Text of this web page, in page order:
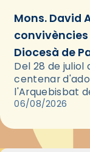
Mons. David
convivències
Diocesà de
Del 28 de
centenar
l'Arquebisbat
les
06/08/2026